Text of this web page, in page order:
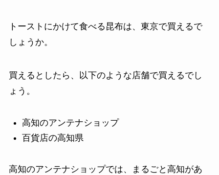
トーストにかけて食べる昆布は、東京で買えるで
しょうか。
買えるとしたら、以下のような店舗で買えるでし
ょう。
高知のアンテナショップ
百貨店の高知県
高知のアンテナショップでは、まるごと高知があ